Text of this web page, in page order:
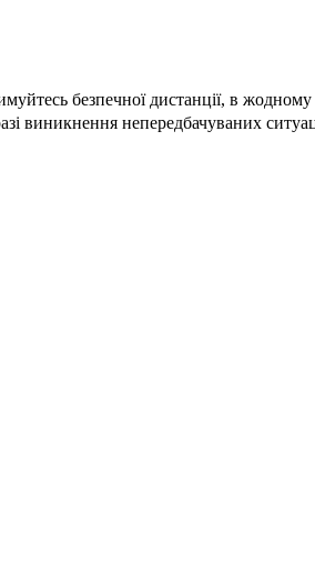
безпечної дистанції, в
виникнення непередбачуваних